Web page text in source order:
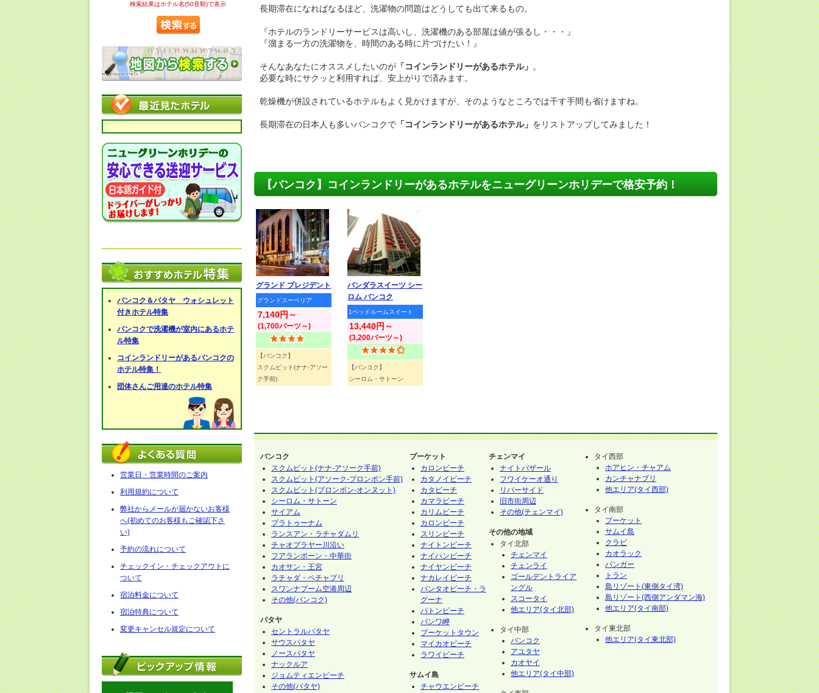
検索結果はホテル名(50音順)で表示
バンコク＆パタヤ ウォシュレット
付きホテル特集
バンコクで洗濯機が室内にあるホテ
ル特集
コインランドリーがあるバンコクの
ホテル特集！
団体さんご用達のホテル特集
営業日・営業時間のご案内
利用規約について
弊社からメールが届かないお客様
へ(初めてのお客様もご確認下さ
い)
予約の流れについて
チェックイン・チェックアウトに
ついて
宿泊料金について
宿泊特典について
変更キャンセル規定について
長期滞在になればなるほど、洗濯物の問題はどうしても出て来るもの。
『ホテルのランドリーサービスは高いし、洗濯機のある部屋は値が張るし・・・』
『溜まる一方の洗濯物を、時間のある時に片づけたい！』
そんなあなたにオススメしたいのが 「コインランドリーがあるホテル」 。
必要な時にサクッと利用すれば、安上がりで済みます。
乾燥機が併設されているホテルもよく見かけますが、そのようなところでは干す手間も省けますね。
長期滞在の日本人も多いバンコクで 「コインランドリーがあるホテル」 をリストアップしてみました！
【バンコク】コインランドリーがあるホテルをニューグリーンホリデーで格安予約！
グランド プレジデント
グランドスーペリア
7,140円～
(1,700バーツ～)
【バンコク】
スクムビット(ナナ-アソー
ク手前)
バンダラスイーツ シー
ロム バンコク
1ベッドルームスイート
13,440円～
(3,200バーツ～)
【バンコク】
シーロム・サトーン
バンコク
スクムビット(ナナ-アソーク手前)
スクムビット(アソーク-プロンポン手前)
スクムビット(プロンポン-オンヌット)
シーロム・サトーン
サイアム
プラトゥーナム
ランスアン・ラチャダムリ
チャオプラヤー川沿い
フアランポーン・中華街
カオサン・王宮
ラチャダ・ペチャブリ
スワンナブーム空港周辺
その他(バンコク)
パタヤ
セントラルパタヤ
サウスパタヤ
ノースパタヤ
ナックルア
ジョムティエンビーチ
その他(パタヤ)
プーケット
カロンビーチ
カタノイビーチ
カタビーチ
カマラビーチ
カリムビーチ
カロンビーチ
スリンビーチ
ナイトンビーチ
ナイハンビーチ
ナイヤンビーチ
ナカレイビーチ
バンタオビーチ・ラ
グーナ
パトンビーチ
パンワ岬
プーケットタウン
マイカオビーチ
ラワイビーチ
サムイ島
チャウエンビーチ
チェンマイ
ナイトバザール
フワイケーオ通り
リバーサイド
旧市街周辺
その他(チェンマイ)
その他の地域
タイ北部
チェンマイ
チェンライ
ゴールデントライア
ングル
スコータイ
他エリア(タイ北部)
タイ中部
バンコク
アユタヤ
カオヤイ
他エリア(タイ中部)
タイ西部
ホアヒン・チャアム
カンチャナブリ
他エリア(タイ西部)
タイ南部
プーケット
サムイ島
クラビ
カオラック
パンガー
トラン
島リゾート(東側タイ湾)
島リゾート(西側アンダマン海)
他エリア(タイ南部)
タイ東北部
他エリア(タイ東北部)